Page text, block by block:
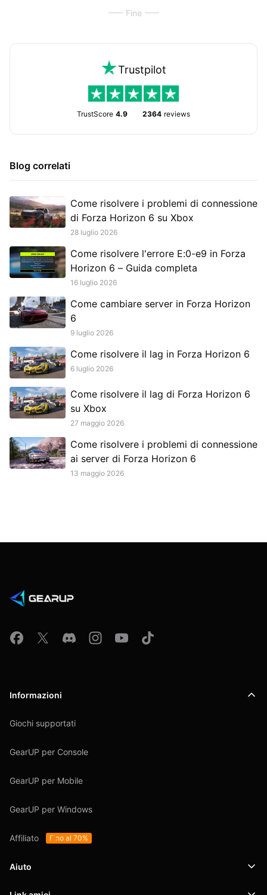
Fine
Trustpilot
TrustScore 4.9 2364 reviews
Blog correlati
Come risolvere i problemi di connessione
di Forza Horizon 6 su Xbox
28 luglio 2026
Come risolvere l'errore E:0-e9 in Forza
Horizon 6 – Guida completa
16 luglio 2026
Come cambiare server in Forza Horizon
6
9 luglio 2026
Come risolvere il lag in Forza Horizon 6
6 luglio 2026
Come risolvere il lag di Forza Horizon 6
su Xbox
27 maggio 2026
Come risolvere i problemi di connessione
ai server di Forza Horizon 6
13 maggio 2026
Informazioni
Giochi supportati
GearUP per Console
GearUP per Mobile
GearUP per Windows
Affiliato Fino al 70%
Aiuto